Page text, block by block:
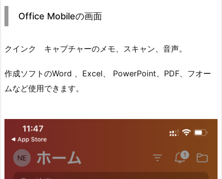
Office Mobileの画面
クインク キャプチャーのメモ、スキャン、音声。
作成ソフトのWord 、Excel、 PowerPoint、PDF、フオー
ムなど使用できます。